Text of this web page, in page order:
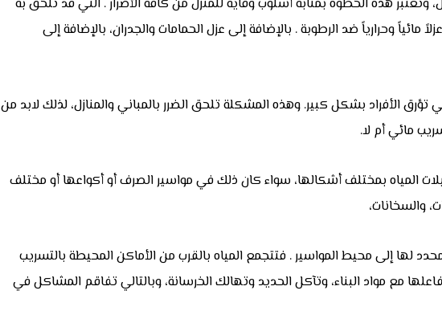
هذه الخطوة بمثابة أسلوب وقاية للمنزل من كافة الأضرار . التي قد تلحق به
مائياً وحرارياً ضد الرطوبة . بالإضافة إلى عزل الحمامات والجدران، بالإضافة إلى
الأفراد بشكل كبير. وهذه المشكلة تلحق الضرر بالمباني والمنازل، لذلك لابد من
مائي أم لا.
المياه بمختلف أشكالها، سواء كان ذلك في مواسير الصرف أو أكواعها أو مختلف
والسخانات،
لها إلى محيط المواسير . فتتجمع المياه بالقرب من الأماكن المحيطة بالتسريب
مع مواد البناء، وتآكل الحديد وتهالك الخرسانة، وبالتالي تفاقم المشاكل في